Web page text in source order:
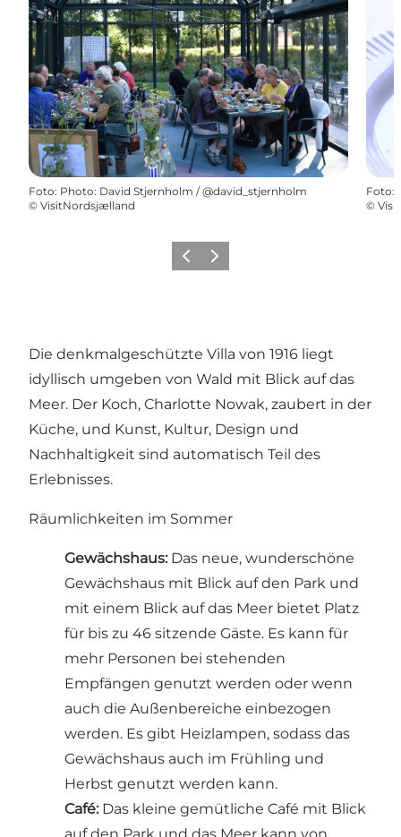
Foto: Photo: David Stjernholm / @david_stjernholm
© VisitNordsjælland
Foto:
©
ZurückWeiter
Die denkmalgeschützte Villa von 1916 liegt
idyllisch umgeben von Wald mit Blick auf das
Meer. Der Koch, Charlotte Nowak, zaubert in der
Küche, und Kunst, Kultur, Design und
Nachhaltigkeit sind automatisch Teil des
Erlebnisses.
Räumlichkeiten im Sommer
Gewächshaus: Das neue, wunderschöne
Gewächshaus mit Blick auf den Park und
mit einem Blick auf das Meer bietet Platz
für bis zu 46 sitzende Gäste. Es kann für
mehr Personen bei stehenden
Empfängen genutzt werden oder wenn
auch die Außenbereiche einbezogen
werden. Es gibt Heizlampen, sodass das
Gewächshaus auch im Frühling und
Herbst genutzt werden kann.
Café: Das kleine gemütliche Café mit Blick